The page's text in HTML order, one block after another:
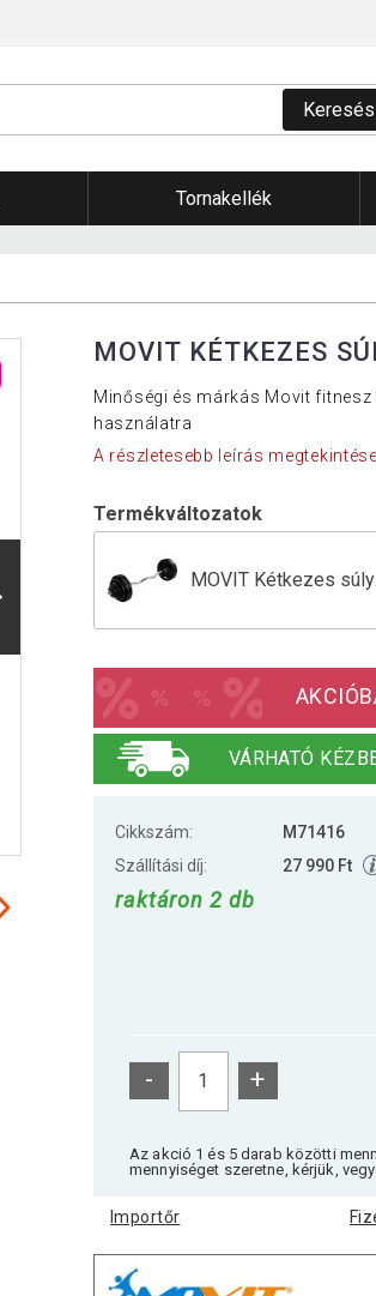
Keresés
Tornakellék
MOVIT KÉTKEZES
Minőségi és márkás Movit
használatra
A részletesebb leírás megtekintése
Termékváltozatok
MOVIT Kétkezes
VÁRHATÓ
Cikkszám:
M71416
Szállítási díj:
27 990 Ft
raktáron 2 db
- +
Az akció 1 és 5 darab közötti
mennyiséget szeretne, kérjük,
Importőr